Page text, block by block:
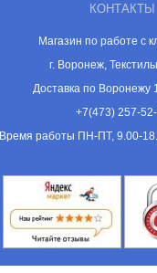
КОНТАКТЫ
Магазин по работе с
г. Воронеж,
Доставка по Воронежу
+7(473) 257-
Время работы ПН-ПТ, 9.00-